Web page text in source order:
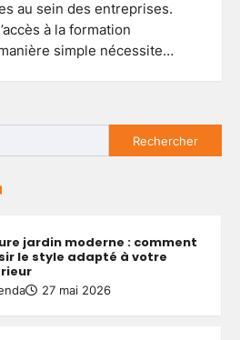
au sein des entreprises.
à la formation
simple nécessite…
Rechercher
un petit jardin autour
piscine hors sol : conseils
et idées simples
ingénieuses pour exploiter
centimètre de votre petit
jardin moderne : comment
le style adapté à votre
27 mai 2026